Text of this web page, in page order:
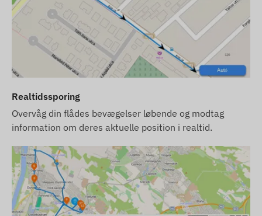
udover e-mail-notifikationer, skal du også købe et
SMS-kreditkort, som du finder under relaterede
produkter i webshoppen.
Enhedsbeskrivelserne og billederne på
hjemmesiden er baseret på information
præcise eller fejlfrie. Producenten forbeholder sig
retten til at ændre visse parametre eller
emballagen af produktet uden forudgående varsel
- opdateringen af data relateret til disse på vores
hjemmeside finder sted efter detektering og
evaluering af ændringerne.
Realtidssporing
Overvåg din flådes bevægelser løbende og modtag
information om deres aktuelle position i realtid.